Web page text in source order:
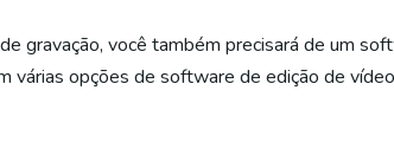
gravação, você também precisará de um
várias opções de software de edição de